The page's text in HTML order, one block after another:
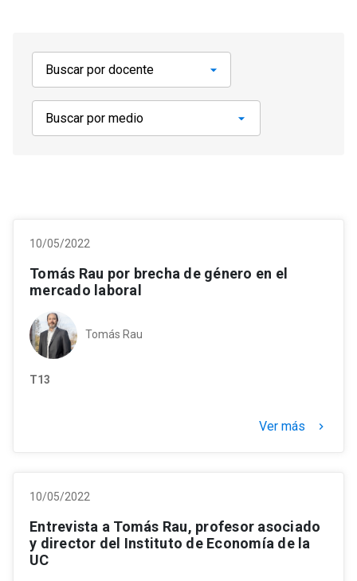
10/05/2022
Tomás Rau por brecha de género en el
mercado laboral
Tomás Rau
T13
Ver más keyboard_arrow_right
10/05/2022
Entrevista a Tomás Rau, profesor asociado
y director del Instituto de Economía de la
UC